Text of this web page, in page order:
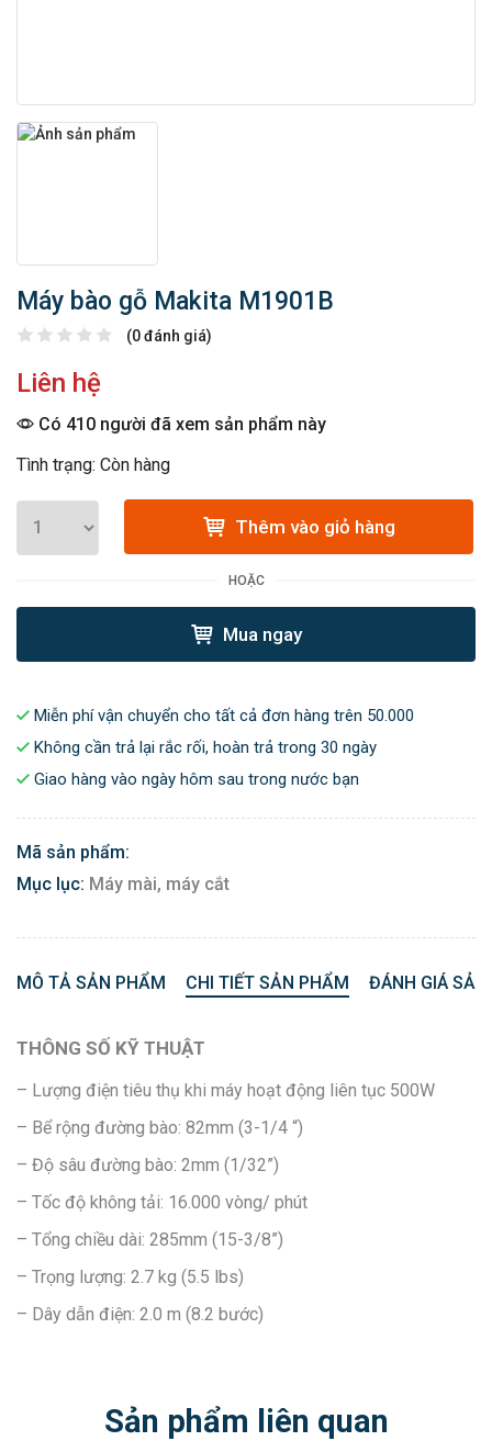
Máy bào gỗ Makita M1901B
(0 đánh giá)
Liên hệ
Có 410 người đã xem sản phẩm này
Tình trạng: Còn hàng
Thêm vào giỏ hàng
HOẶC
Mua ngay
Miễn phí vận chuyển cho tất cả đơn hàng trên 50.000
Không cần trả lại rắc rối, hoàn trả trong 30 ngày
Giao hàng vào ngày hôm sau trong nước bạn
Mã sản phẩm:
Mục lục: Máy mài, máy cắt
MÔ TẢ SẢN PHẨM CHI TIẾT SẢN PHẨM ĐÁNH GIÁ
THÔNG SỐ KỸ THUẬT
– Lượng điện tiêu thụ khi máy hoạt động liên tục 500W
– Bể rộng đường bào: 82mm (3-1/4 “)
– Độ sâu đường bào: 2mm (1/32”)
– Tốc độ không tải: 16.000 vòng/ phút
– Tổng chiều dài: 285mm (15-3/8”)
– Trọng lượng: 2.7 kg (5.5 lbs)
– Dây dẫn điện: 2.0 m (8.2 bước)
Sản phẩm liên quan